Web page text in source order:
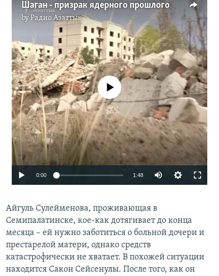
Шаган - призрак ядерного прошлого
byРадио Азаттык
No media source currently available
0:00 1:48
Айгуль Сулейменова, проживающая в
Семипалатинске, кое-как дотягивает до конца
месяца – ей нужно заботиться о больной дочери и
престарелой матери, однако средств
катастрофически не хватает. В похожей ситуации
находится Сакон Сейсенулы. После того, как он